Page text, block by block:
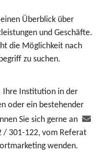
Überblick über
und Geschäfte.
die Möglichkeit nach
zu suchen.
Ihre Institution in der
oder ein bestehender
Sie sich gerne an
/ 301-122, vom Referat
wenden.